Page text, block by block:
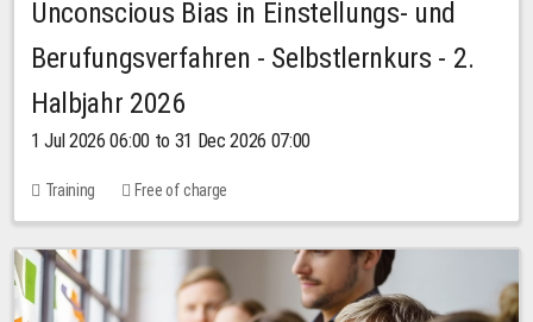
Unconscious Bias in Einstellungs- und
Berufungsverfahren - Selbstlernkurs - 2.
Halbjahr 2026
1 Jul 2026 06:00 to 31 Dec 2026 07:00
Training Free of charge